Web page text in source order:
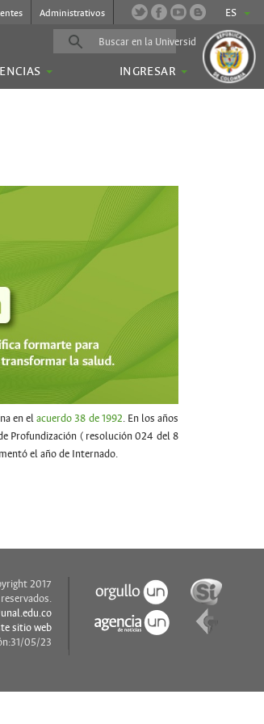
ES
Administrativos
INGRESAR
en elacuerdo 38 de 1992. En los años
Profundización ( resolución 024 del 8
el año de Internado.
2017
sitio web
05/23